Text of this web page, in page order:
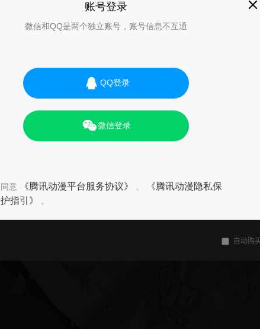
账号登录
微信和QQ是两个独立账号，账号信息不互通
QQ登录
微信登录
同意 《腾讯动漫平台服务协议》
《腾讯动漫隐私保
护指引》
。